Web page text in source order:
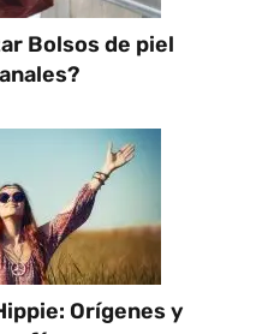
Bolsos de piel
Orígenes y